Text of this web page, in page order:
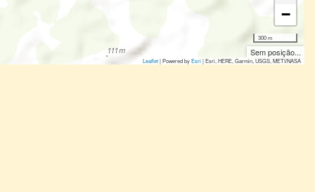
−
300 m
Sem posição...
Leaflet| Powered byEsri|Esri, HERE, Garmin, USGS, METI/NASA